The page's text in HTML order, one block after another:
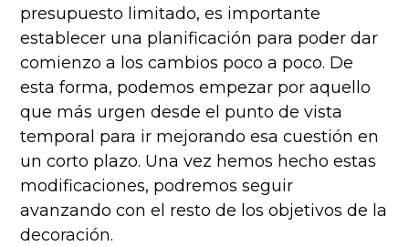
presupuesto limitado, es importante
establecer una planificación para poder dar
comienzo a los cambios poco a poco. De
esta forma, podemos empezar por aquello
que más urgen desde el punto de vista
temporal para ir mejorando esa cuestión en
un corto plazo. Una vez hemos hecho estas
modificaciones, podremos seguir
avanzando con el resto de los objetivos de la
decoración.